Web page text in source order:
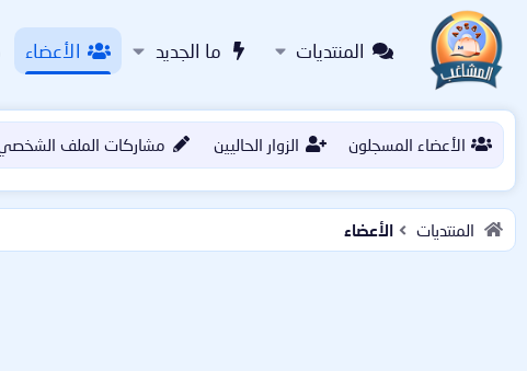
المنتديات ما الجديد الأعضاء
الأعضاء المسجلون الزوار الحاليين مشاركات الملف الشخصي
المنتديات الأعضاء